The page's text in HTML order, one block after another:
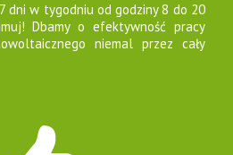
dni w tygodniu od godziny 8 do 20
Dbamy o efektywność pracy
niemal przez cały